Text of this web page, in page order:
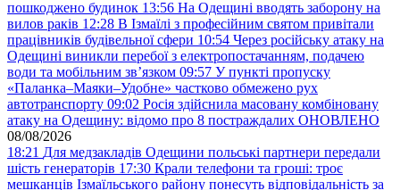
пошкоджено будинок 13:56 На Одещині вводять заборону на
вилов раків 12:28 В Ізмаїлі з професійним святом привітали
працівників будівельної сфери 10:54 Через російську атаку на
Одещині виникли перебої з електропостачанням, подачею
води та мобільним звʼязком 09:57 У пункті пропуску
«Паланка–Маяки–Удобне» частково обмежено рух
автотранспорту 09:02 Росія здійснила масовану комбіновану
атаку на Одещину: відомо про 8 постраждалих ОНОВЛЕНО
08/08/2026
18:21 Для медзакладів Одещини польські партнери передали
шість генераторів 17:30 Крали телефони та гроші: троє
мешканців Ізмаїльського району понесуть відповідальність за